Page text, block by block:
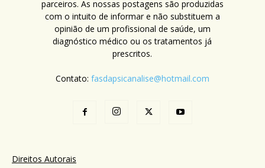
parceiros. As nossas postagens são produzidas
com o intuito de informar e não substituem a
opinião de um profissional de saúde, um
diagnóstico médico ou os tratamentos já
prescritos.
Contato: fasdapsicanalise@hotmail.com
Direitos Autorais